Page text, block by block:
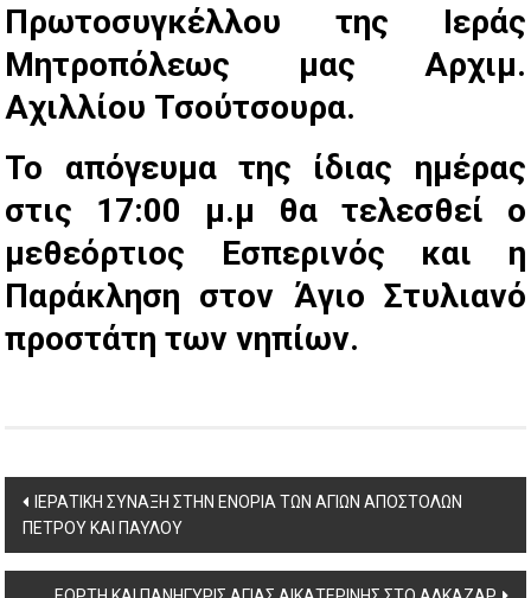
Πρωτοσυγκέλλου της Ιεράς
Μητροπόλεως μας Αρχιμ.
Αχιλλίου Τσούτσουρα.
Το απόγευμα της ίδιας ημέρας
στις 17:00 μ.μ θα τελεσθεί ο
μεθεόρτιος Εσπερινός και η
Παράκληση στον Άγιο Στυλιανό
προστάτη των νηπίων.
Post
navigation
IEΡΑΤΙΚΗ ΣΥΝΑΞΗ ΣΤΗΝ ΕΝΟΡΙΑ ΤΩΝ ΑΓΙΩΝ ΑΠΟΣΤΟΛΩΝ
ΠΕΤΡΟΥ ΚΑΙ ΠΑΥΛΟΥ